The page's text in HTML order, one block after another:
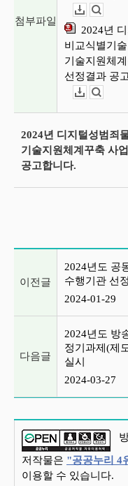
첨부파일
2024년
비교식별기
기술지원체
선정결과 공
2024년 디지털성범죄
기술지원체계꾸축 사
공고합니다.
이전글
2024년도 공
수행기관 선
2024-01-29
다음글
2024년도 방
정기과제(제
실시
2024-03-27
저작물은 "공공누리 4
이용할 수 있습니다.